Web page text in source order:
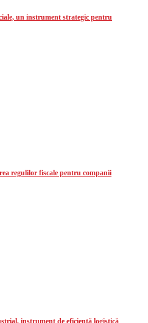
un instrument strategic pentru
regulilor fiscale pentru companii
instrument de eficiență logistică